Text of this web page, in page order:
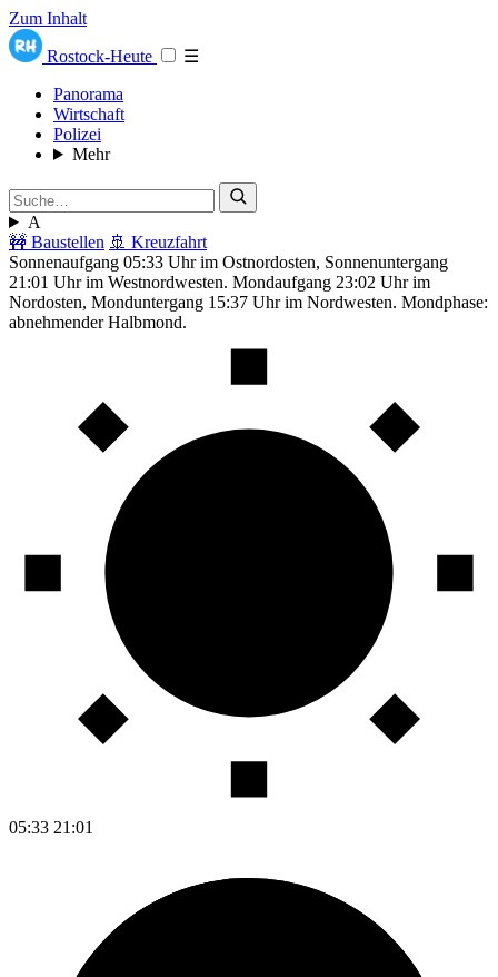
Zum Inhalt
Rostock-Heute
☰
Panorama
Wirtschaft
Polizei
Mehr
A
🚧 Baustellen 🚢 Kreuzfahrt
Sonnenaufgang 05:33 Uhr im Ostnordosten, Sonnenuntergang
21:01 Uhr im Westnordwesten. Mondaufgang 23:02 Uhr im
Nordosten, Monduntergang 15:37 Uhr im Nordwesten. Mondphase:
abnehmender Halbmond.
05:33 21:01